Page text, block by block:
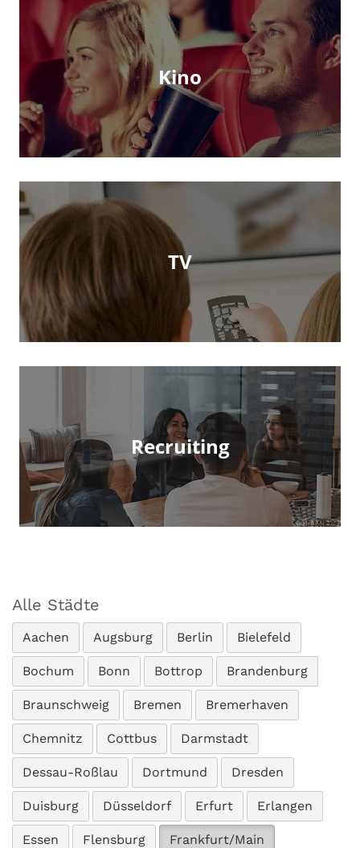
Kino
TV
Recruiting
Alle Städte
Aachen Augsburg Berlin Bielefeld
Bochum Bonn Bottrop Brandenburg
Braunschweig Bremen Bremerhaven
Chemnitz Cottbus Darmstadt
Dessau-Roßlau Dortmund Dresden
Duisburg Düsseldorf Erfurt Erlangen
Essen Flensburg Frankfurt/Main